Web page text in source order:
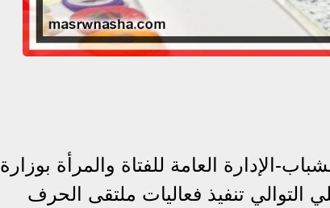
الإدارة العامة للفتاة والمرأة بوزارة
التوالي تنفيذ فعاليات ملتقى الحرف